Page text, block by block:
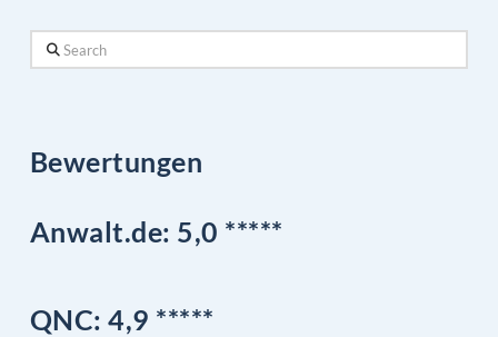
Search
Bewertungen
Anwalt.de: 5,0 *****
QNC: 4,9 *****